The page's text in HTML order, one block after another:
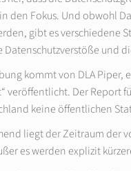
den Fokus. Und obwohl
gibt es verschiedene
Datenschutzverstöße und
kommt von DLA
veröffentlicht. Der Report
keine öffentlichen
liegt der Zeitraum der
es werden explizit